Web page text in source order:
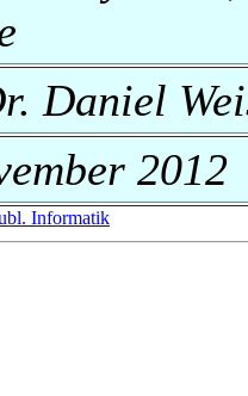
Daniel
2012
Informatik